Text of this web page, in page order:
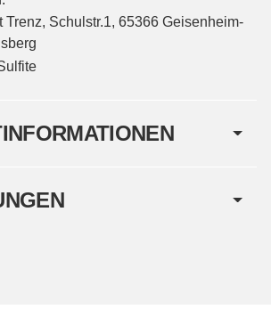
Trenz, Schulstr.1, 65366 Geisenheim-